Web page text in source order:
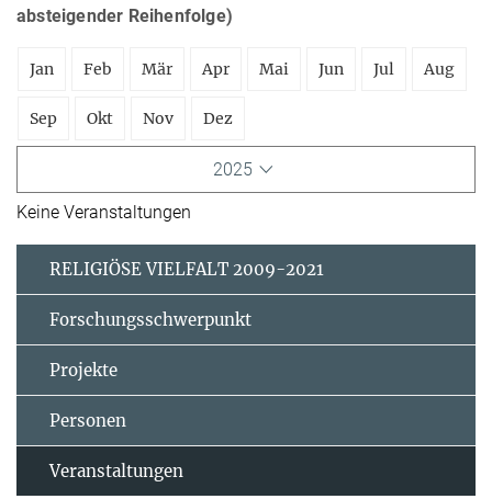
absteigender Reihenfolge)
Jan Feb Mär Apr Mai Jun Jul Aug
Sep Okt Nov Dez
2025
Keine Veranstaltungen
RELIGIÖSE VIELFALT 2009-2021
Forschungsschwerpunkt
Projekte
Personen
Veranstaltungen